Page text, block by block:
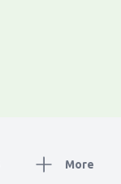
More